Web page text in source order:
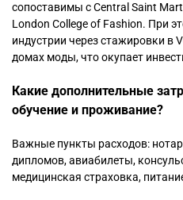
сопоставимы с Central Saint
London College of Fashion. При
индустрии через стажировки в
домах моды, что окупает
Какие дополнительные
обучение и проживание?
Важные пункты расходов:
дипломов, авиабилеты,
медицинская страховка,